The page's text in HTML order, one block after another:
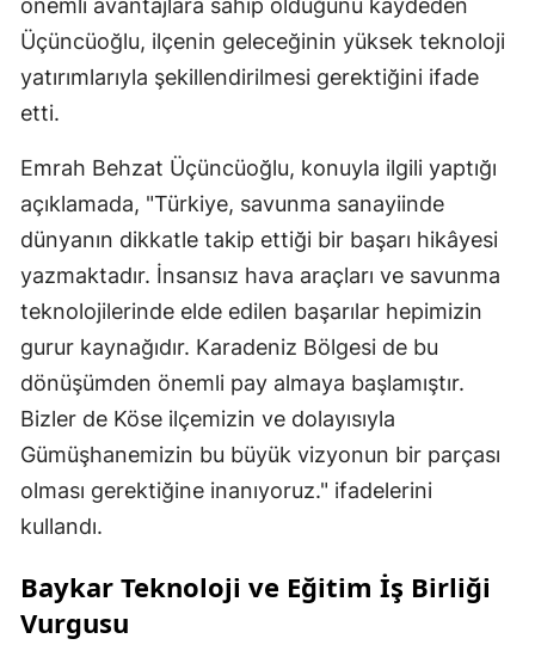
Konya
Manisa
Kahramanmaraş
Muğla
Muş
Nevşehir
Niğde
Rize
önemli avantajlara sahip olduğunu kaydeden
Üçüncüoğlu, ilçenin geleceğinin yüksek teknoloji
yatırımlarıyla şekillendirilmesi gerektiğini ifade
etti.
Emrah Behzat Üçüncüoğlu, konuyla ilgili yaptığı
açıklamada, "Türkiye, savunma sanayiinde
dünyanın dikkatle takip ettiği bir başarı hikâyesi
yazmaktadır. İnsansız hava araçları ve savunma
teknolojilerinde elde edilen başarılar hepimizin
gurur kaynağıdır. Karadeniz Bölgesi de bu
dönüşümden önemli pay almaya başlamıştır.
Bizler de Köse ilçemizin ve dolayısıyla
Gümüşhanemizin bu büyük vizyonun bir parçası
olması gerektiğine inanıyoruz." ifadelerini
kullandı.
Baykar Teknoloji ve Eğitim İş Birliği
Vurgusu